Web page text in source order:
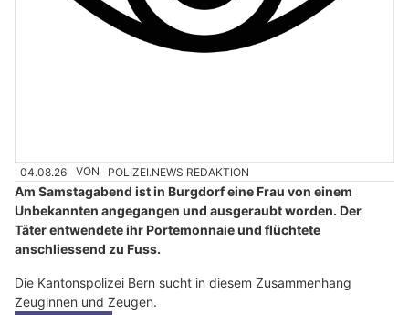
04.08.26 VON POLIZEI.NEWS REDAKTION
Am Samstagabend ist in Burgdorf eine Frau von einem
Unbekannten angegangen und ausgeraubt worden. Der
Täter entwendete ihr Portemonnaie und flüchtete
anschliessend zu Fuss.
Die Kantonspolizei Bern sucht in diesem Zusammenhang
Zeuginnen und Zeugen.